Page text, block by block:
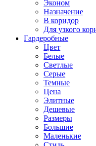
Эконом
Назначение
В коридор
Для узкого
Гардеробные
Цвет
Белые
Светлые
Серые
Темные
Цена
Элитные
Дешевые
Размеры
Большие
Маленькие